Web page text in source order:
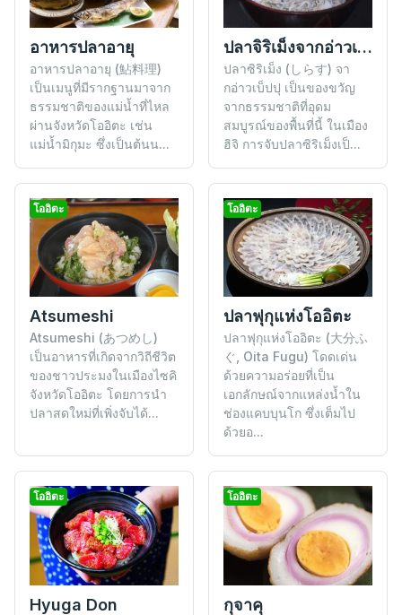
อาหารปลาอายุ
อาหารปลาอายุ (鮎料理)
เป็นเมนูที่มีรากฐานมาจาก
ธรรมชาติของแม่น้ำที่ไหล
ผ่านจังหวัดโออิตะ เช่น
แม่น้ำมิกุมะ ซึ่งเป็นต้นน...
ปลาจิริเม็งจากอ่าวเบ็ปปุ บุงโกะ
ปลาซิริเม็ง (しらす) จา
กอ่าวเบ็ปปุ เป็นของขวัญ
จากธรรมชาติที่อุดม
สมบูรณ์ของพื้นที่นี้ ในเมือง
ฮิจิ การจับปลาซิริเม็งเป็...
โออิตะ
Atsumeshi
Atsumeshi (あつめし)
เป็นอาหารที่เกิดจากวิถีชีวิต
ของชาวประมงในเมืองไซคิ
จังหวัดโออิตะ โดยการนำ
ปลาสดใหม่ที่เพิ่งจับได้...
โออิตะ
ปลาฟุกุแห่งโออิตะ
ปลาฟุกุแห่งโออิตะ (大分ふ
ぐ, Oita Fugu) โดดเด่น
ด้วยความอร่อยที่เป็น
เอกลักษณ์จากแหล่งน้ำใน
ช่องแคบบุนโก ซึ่งเต็มไป
ด้วยอ...
โออิตะ
Hyuga Don
โออิตะ
กุจาคุ